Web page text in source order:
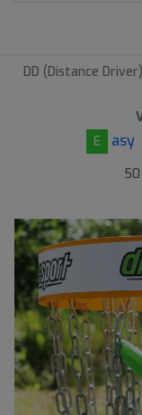
DD (Distance
E
asy